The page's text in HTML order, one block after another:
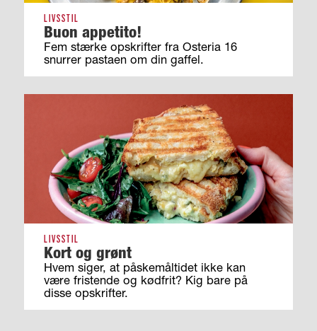
LIVSSTIL
Buon appetito!
Fem stærke opskrifter fra Osteria 16
snurrer pastaen om din gaffel.
LIVSSTIL
Kort og grønt
Hvem siger, at påskemåltidet ikke kan
være fristende og kødfrit? Kig bare på
disse opskrifter.